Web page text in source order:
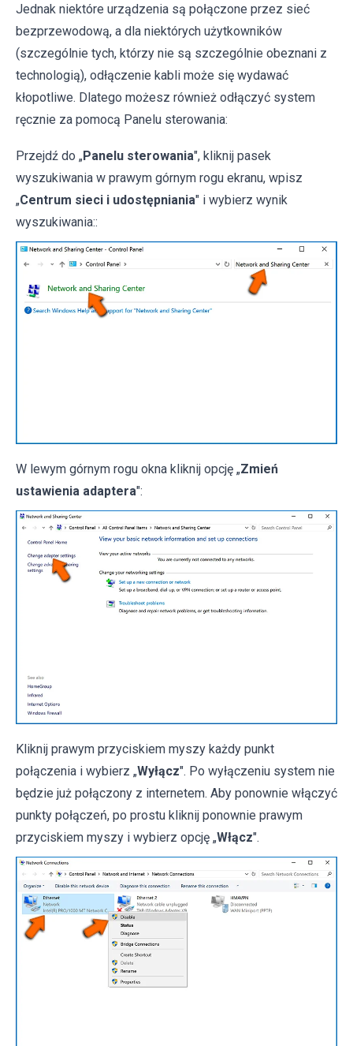
Jednak niektóre urządzenia są połączone przez sieć
bezprzewodową, a dla niektórych użytkowników
(szczególnie tych, którzy nie są szczególnie obeznani z
technologią), odłączenie kabli może się wydawać
kłopotliwe. Dlatego możesz również odłączyć system
ręcznie za pomocą Panelu sterowania:
Przejdź do „Panelu sterowania", kliknij pasek
wyszukiwania w prawym górnym rogu ekranu, wpisz
„Centrum sieci i udostępniania" i wybierz wynik
wyszukiwania::
W lewym górnym rogu okna kliknij opcję „Zmień
ustawienia adaptera":
Kliknij prawym przyciskiem myszy każdy punkt
połączenia i wybierz „Wyłącz". Po wyłączeniu system nie
będzie już połączony z internetem. Aby ponownie włączyć
punkty połączeń, po prostu kliknij ponownie prawym
przyciskiem myszy i wybierz opcję „Włącz".